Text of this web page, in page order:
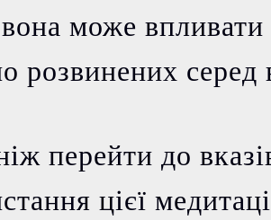
може
розвинених серед
перейти до
цієї